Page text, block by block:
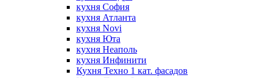
кухня София
кухня Атланта
кухня Novi
кухня Юта
кухня Неаполь
кухня Инфинити
Кухня Техно 1 кат. фасадов